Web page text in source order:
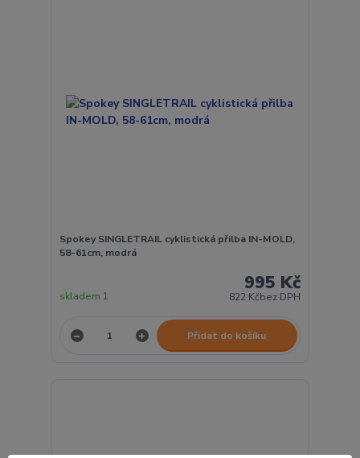
Spokey SINGLETRAIL cyklistická přilba IN-MOLD,
58-61cm, modrá
995 Kč
822 Kčbez DPH
skladem 1
Přidat do košíku